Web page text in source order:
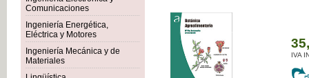
Comunicaciones
Ingeniería Energética,
Eléctrica y Motores
Ingeniería Mecánica y de
Materiales
IVA